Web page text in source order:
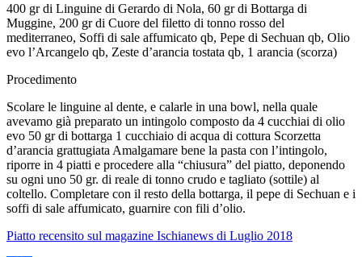
400 gr di Linguine di Gerardo di Nola, 60 gr di Bottarga di
Muggine, 200 gr di Cuore del filetto di tonno rosso del
mediterraneo, Soffi di sale affumicato qb, Pepe di Sechuan qb, Olio
evo l’Arcangelo qb, Zeste d’arancia tostata qb, 1 arancia (scorza)
Procedimento
Scolare le linguine al dente, e calarle in una bowl, nella quale
avevamo già preparato un intingolo composto da 4 cucchiai di olio
evo 50 gr di bottarga 1 cucchiaio di acqua di cottura Scorzetta
d’arancia grattugiata Amalgamare bene la pasta con l’intingolo,
riporre in 4 piatti e procedere alla “chiusura” del piatto, deponendo
su ogni uno 50 gr. di reale di tonno crudo e tagliato (sottile) al
coltello. Completare con il resto della bottarga, il pepe di Sechuan e i
soffi di sale affumicato, guarnire con fili d’olio.
Piatto recensito sul magazine Ischianews di Luglio 2018